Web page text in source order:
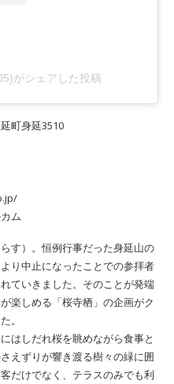
がシェアした投稿
身延3510
ム
す）。恒例行事だった身延山の
り中止になったことでの参拝者
ていきました。そのことが発端
楽しめる「桜寺栖」の企画がク
。
はしだれ桜を眺めながら食事と
えずりが響き渡る樹々の緑に囲
だけでなく、テラスのみでも利